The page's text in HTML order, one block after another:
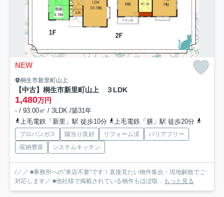
NEW
桐生市新里町山上
【中古】桐生市新里町山上 ３LDK
1,480万円
- / 93.00㎡ / 3LDK /築31年
上毛電鉄「新里」駅 徒歩10分
上毛電鉄「膳」駅 徒歩20分
プロパンガス 陽当り良好 リフォーム済
バリアフリー
収納豊富
システムキッチン
/／／ ■事務所への”来店不要”です！直接見たい物件集合・現地解散でご
対応します／ ■他社様で掲載されている物件もほぼ取... もっと見る